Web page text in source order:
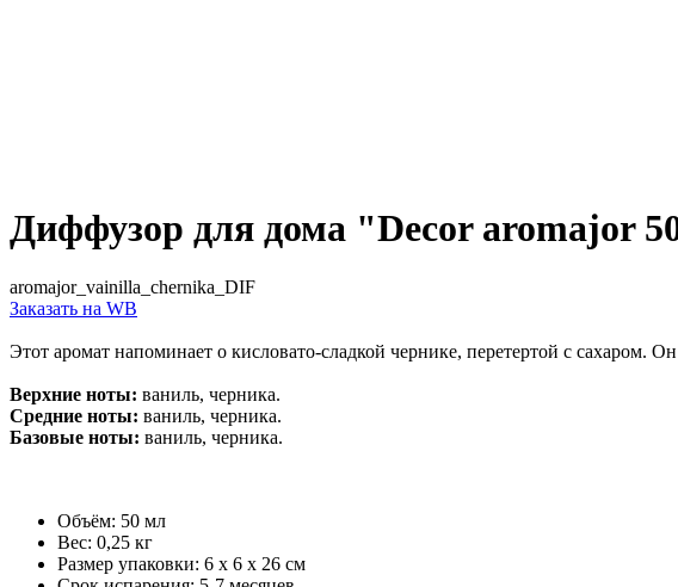
Диффузор для дома "Decor aromajor
aromajor_vainilla_chernika_DIF
Заказать на WB
Этот аромат напоминает о кисловато-сладкой чернике, перетертой с сахаром.
Верхние ноты: ваниль, черника.
Средние ноты: ваниль, черника.
Базовые ноты: ваниль, черника.
Объём: 50 мл
Вес: 0,25 кг
Размер упаковки: 6 x 6 x 26 см